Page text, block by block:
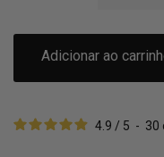
Adicionar ao
4.9 / 5 - 30